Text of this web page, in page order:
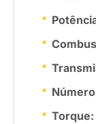
Torque: